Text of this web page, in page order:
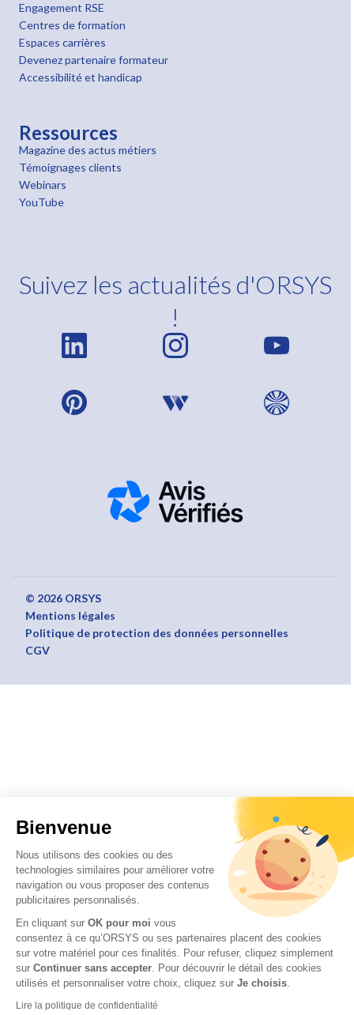
Bienvenue
Nous utilisons des cookies ou des
technologies similaires pour améliorer votre
navigation ou vous proposer des contenus
publicitaires personnalisés.
En cliquant sur OK pour moi vous
consentez à ce qu’ORSYS ou ses partenaires placent des cookies
sur votre matériel pour ces finalités. Pour refuser, cliquez simplement
sur Continuer sans accepter. Pour découvrir le détail des cookies
utilisés et personnaliser votre choix, cliquez sur Je choisis.
Lire la politique de confidentialité
Engagement RSE
Centres de formation
Espaces carrières
Devenez partenaire formateur
Accessibilité et handicap
Ressources
Magazine des actus métiers
Témoignages clients
Webinars
YouTube
Suivez les actualités d'ORSYS
!
© 2026 ORSYS
Mentions légales
Politique de protection des données personnelles
CGV